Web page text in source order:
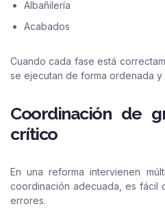
Albañilería
Acabados
Cuando cada fase está
se ejecutan de forma ordenada y
Coordinación de
crítico
En una reforma intervienen
coordinación adecuada, es fácil
errores.